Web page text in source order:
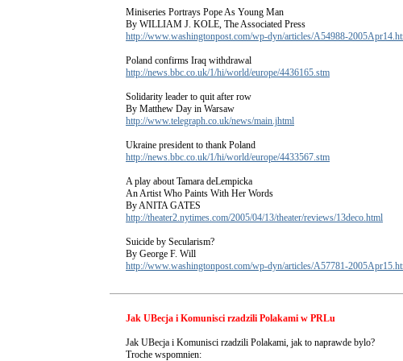
Miniseries Portrays Pope As Young Man
By WILLIAM J. KOLE, The Associated Press
http://www.washingtonpost.com/wp-dyn/articles/A54988-
Poland confirms Iraq withdrawal
http://news.bbc.co.uk/1/hi/world/europe/4436165.stm
Solidarity leader to quit after row
By Matthew Day in Warsaw
http://www.telegraph.co.uk/news/main.jhtml
Ukraine president to thank Poland
http://news.bbc.co.uk/1/hi/world/europe/4433567.stm
A play about Tamara deLempicka
An Artist Who Paints With Her Words
By ANITA GATES
http://theater2.nytimes.com/2005/04/13/theater/reviews/13deco.html
Suicide by Secularism?
By George F. Will
http://www.washingtonpost.com/wp-dyn/articles/A57781-
Jak UBecja i Komunisci rzadzili Polakami w PRLu
Jak UBecja i Komunisci rzadzili Polakami, jak to naprawde bylo?
Troche wspomnien: